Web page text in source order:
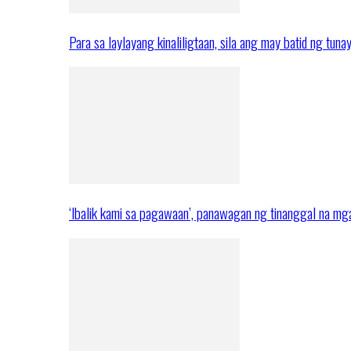
Para sa laylayang kinaliligtaan, sila ang may batid ng
‘Ibalik kami sa pagawaan’, panawagan ng tinanggal na